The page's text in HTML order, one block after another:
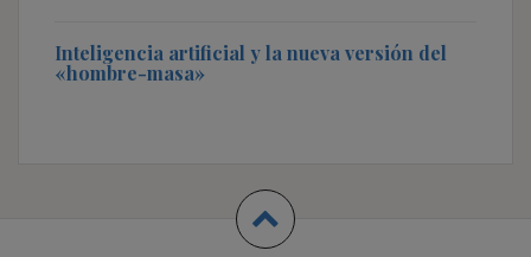
Inteligencia artificial y la nueva versión del
«hombre-masa»